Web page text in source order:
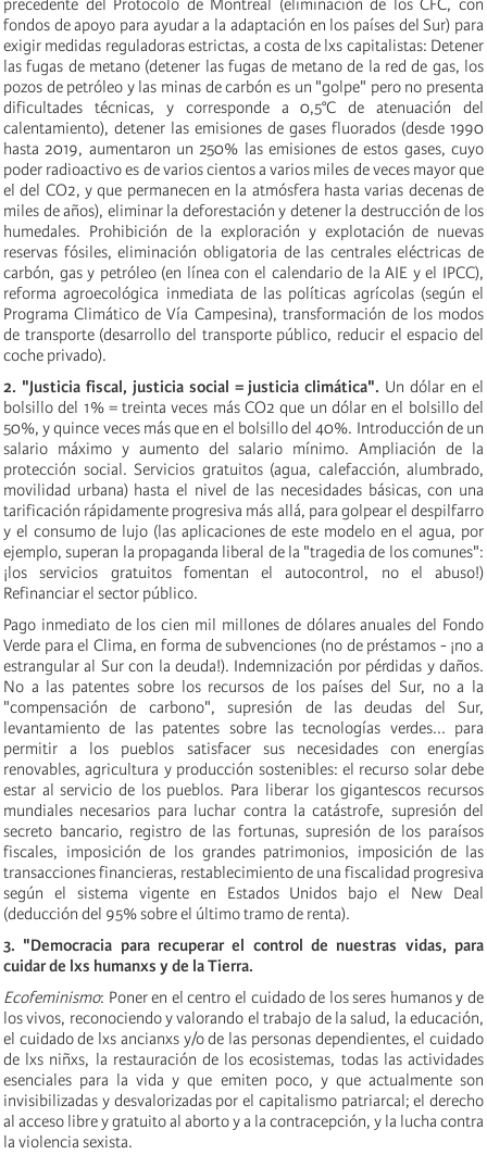
precedente del Protocolo de Montreal (eliminación de los CFC, con
fondos de apoyo para ayudar a la adaptación en los países del Sur) para
exigir medidas reguladoras estrictas, a costa de lxs capitalistas: Detener
las fugas de metano (detener las fugas de metano de la red de gas, los
pozos de petróleo y las minas de carbón es un "golpe" pero no presenta
dificultades técnicas, y corresponde a 0,5°C de atenuación del
calentamiento), detener las emisiones de gases fluorados (desde 1990
hasta 2019, aumentaron un 250% las emisiones de estos gases, cuyo
poder radioactivo es de varios cientos a varios miles de veces mayor que
el del CO2, y que permanecen en la atmósfera hasta varias decenas de
miles de años), eliminar la deforestación y detener la destrucción de los
humedales. Prohibición de la exploración y explotación de nuevas
reservas fósiles, eliminación obligatoria de las centrales eléctricas de
carbón, gas y petróleo (en línea con el calendario de la AIE y el IPCC),
reforma agroecológica inmediata de las políticas agrícolas (según el
Programa Climático de Vía Campesina), transformación de los modos
de transporte (desarrollo del transporte público, reducir el espacio del
coche privado).
2. "Justicia fiscal, justicia social = justicia climática". Un dólar en el
bolsillo del 1% = treinta veces más CO2 que un dólar en el bolsillo del
50%, y quince veces más que en el bolsillo del 40%. Introducción de un
salario máximo y aumento del salario mínimo. Ampliación de la
protección social. Servicios gratuitos (agua, calefacción, alumbrado,
movilidad urbana) hasta el nivel de las necesidades básicas, con una
tarificación rápidamente progresiva más allá, para golpear el despilfarro
y el consumo de lujo (las aplicaciones de este modelo en el agua, por
ejemplo, superan la propaganda liberal de la "tragedia de los comunes":
¡los servicios gratuitos fomentan el autocontrol, no el abuso!)
Refinanciar el sector público.
Pago inmediato de los cien mil millones de dólares anuales del Fondo
Verde para el Clima, en forma de subvenciones (no de préstamos - ¡no a
estrangular al Sur con la deuda!). Indemnización por pérdidas y daños.
No a las patentes sobre los recursos de los países del Sur, no a la
"compensación de carbono", supresión de las deudas del Sur,
levantamiento de las patentes sobre las tecnologías verdes... para
permitir a los pueblos satisfacer sus necesidades con energías
renovables, agricultura y producción sostenibles: el recurso solar debe
estar al servicio de los pueblos. Para liberar los gigantescos recursos
mundiales necesarios para luchar contra la catástrofe, supresión del
secreto bancario, registro de las fortunas, supresión de los paraísos
fiscales, imposición de los grandes patrimonios, imposición de las
transacciones financieras, restablecimiento de una fiscalidad progresiva
según el sistema vigente en Estados Unidos bajo el New Deal
(deducción del 95% sobre el último tramo de renta).
3. "Democracia para recuperar el control de nuestras vidas, para
cuidar de lxs humanxs y de la Tierra.
Ecofeminismo: Poner en el centro el cuidado de los seres humanos y de
los vivos, reconociendo y valorando el trabajo de la salud, la educación,
el cuidado de lxs ancianxs y/o de las personas dependientes, el cuidado
de lxs niñxs, la restauración de los ecosistemas, todas las actividades
esenciales para la vida y que emiten poco, y que actualmente son
invisibilizadas y desvalorizadas por el capitalismo patriarcal; el derecho
al acceso libre y gratuito al aborto y a la contracepción, y la lucha contra
la violencia sexista.